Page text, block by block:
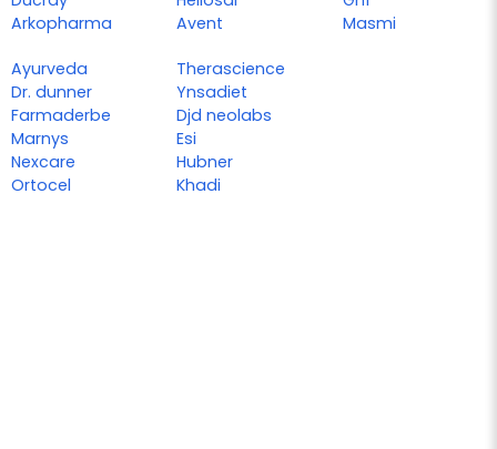
Arkopharma
Avent
Masmi
Ayurveda
Dr. dunner
Farmaderbe
Marnys
Nexcare
Ortocel
Therascience
Ynsadiet
Djd neolabs
Esi
Hubner
Khadi